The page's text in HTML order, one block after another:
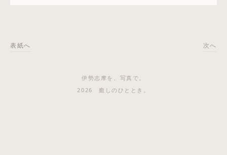
表紙へ 次へ
伊勢志摩を、写真で。
2026 癒しのひととき。